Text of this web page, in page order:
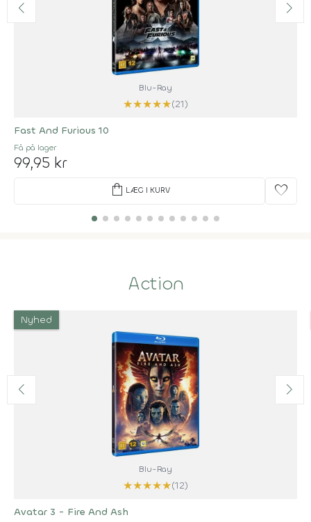
Blu-Ray
★★★★★(21)
Fast And Furious 10
Få på lager
99,95 kr
shopping_bag LÆG I KURV favorite
Action
Nyhed
Blu-Ray
★★★★★(12)
Avatar 3 - Fire And Ash